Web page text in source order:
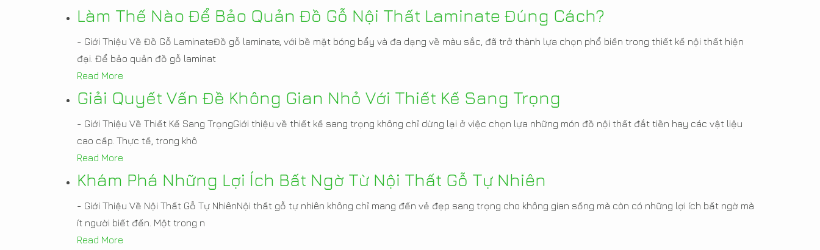
Làm Thế Nào Để Bảo Quản Đồ Gỗ Nội Thất Laminate Đúng Cách?
- Giới Thiệu Về Đồ Gỗ LaminateĐồ gỗ laminate, với bề mặt bóng bẩy và đa dạng về màu sắc, đã trở thành lựa chọn phổ biến trong thiết kế nội thất hiện
đại. Để bảo quản đồ gỗ laminat
Read More
Giải Quyết Vấn Đề Không Gian Nhỏ Với Thiết Kế Sang Trọng
- Giới Thiệu Về Thiết Kế Sang TrọngGiới thiệu về thiết kế sang trọng không chỉ dừng lại ở việc chọn lựa những món đồ nội thất đắt tiền hay các vật liệu
cao cấp. Thực tế, trong khô
Read More
Khám Phá Những Lợi Ích Bất Ngờ Từ Nội Thất Gỗ Tự Nhiên
- Giới Thiệu Về Nội Thất Gỗ Tự NhiênNội thất gỗ tự nhiên không chỉ mang đến vẻ đẹp sang trọng cho không gian sống mà còn có những lợi ích bất ngờ mà
ít người biết đến. Một trong n
Read More